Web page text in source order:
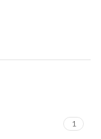
1